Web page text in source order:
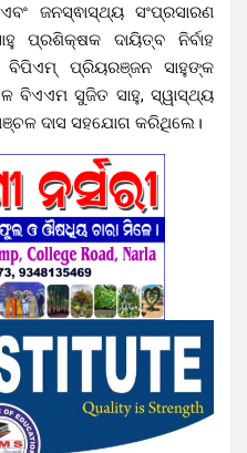
ଜନସ୍ଵାସ୍ଥ୍ୟ ସଂପ୍ରସାରଣ
ପ୍ରଶିକ୍ଷକ ଦାୟିତ୍ବ ନିର୍ବାହ
ପ୍ରିୟରଞ୍ଜନ ସାହୁଙ୍କ
ବିଏଏମ ସୁଜିତ ସାହୁ, ସ୍ୱାସ୍ଥ୍ୟ
ଦାସ ସହଯୋଗ କରିଥିଲେ।